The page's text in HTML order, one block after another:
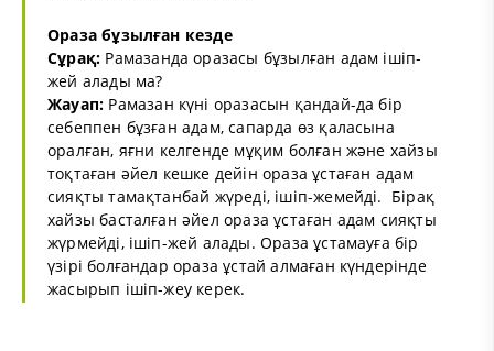
Ораза бұзылған кезде
Сұрақ: Рамазанда оразасы бұзылған адам ішіп-
жей алады ма?
Жауап: Рамазан күні оразасын қандай-да бір
себеппен бұзған адам, сапарда өз қаласына
оралған, яғни келгенде мұқим болған және хайзы
тоқтаған әйел кешке дейін ораза ұстаған адам
сияқты тамақтанбай жүреді, ішіп-жемейді. Бірақ
хайзы басталған әйел ораза ұстаған адам сияқты
жүрмейді, ішіп-жей алады. Ораза ұстамауға бір
үзірі болғандар ораза ұстай алмаған күндерінде
жасырып ішіп-жеу керек.